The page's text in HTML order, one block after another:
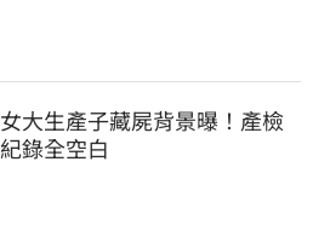
女大生產子藏屍背景曝！產檢
紀錄全空白